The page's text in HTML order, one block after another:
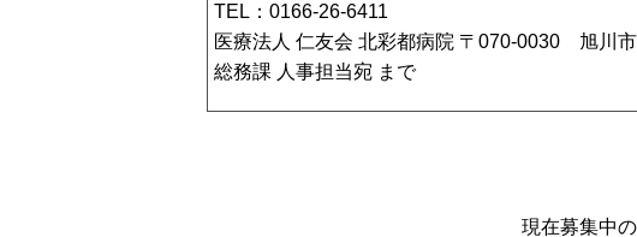
TEL：0166-26-6411
医療法人 仁友会 北彩都病院 〒070-0030 旭川
総務課 人事担当宛 まで
現在募集中の